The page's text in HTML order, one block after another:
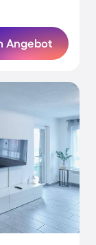
Angebot